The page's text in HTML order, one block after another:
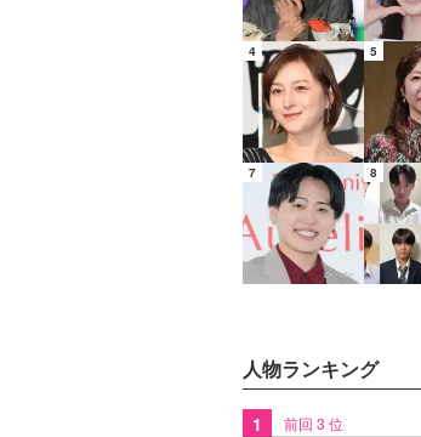
4 5
7 8
人物ランキング
1 前回 3 位